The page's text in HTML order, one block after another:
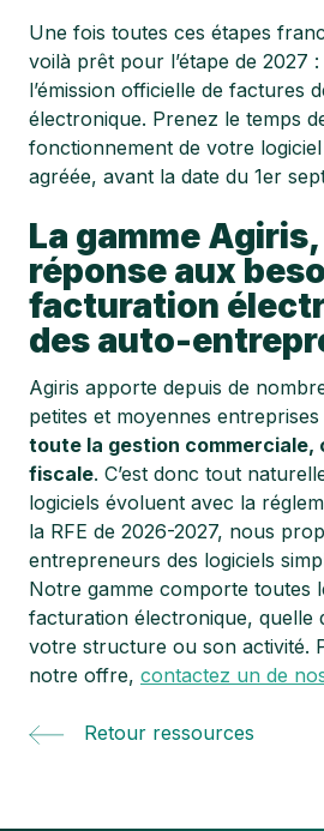
Une fois toutes ces étapes
voilà prêt pour l’étape de 2027 :
l’émission officielle de factures
électronique. Prenez le temps
fonctionnement de votre
agréée, avant la date du 1er
La gamme
réponse aux
facturation
des auto-
Agiris apporte depuis de
petites et moyennes
toute la gestion commerciale,
fiscale. C’est donc tout
logiciels évoluent avec la
la RFE de 2026-2027, nous
entrepreneurs des logiciels
Notre gamme comporte toutes
facturation électronique, quelle
votre structure ou son activité.
notre offre, contactez un de
Retour ressources